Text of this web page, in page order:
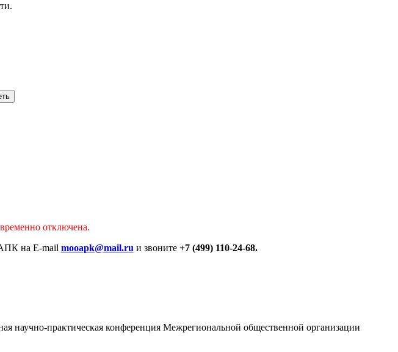
временно отключена.
на E-mail mooapk@mail.ru и звоните+7 (499) 110-24-68.
научно-практическая конференция Межрегиональной общественной организации